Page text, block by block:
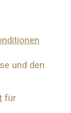
und den
für